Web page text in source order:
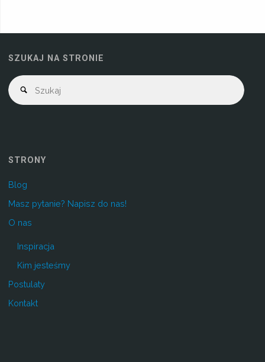
SZUKAJ NA STRONIE
STRONY
Blog
Masz pytanie? Napisz do nas!
O nas
Inspiracja
Kim jesteśmy
Postulaty
Kontakt